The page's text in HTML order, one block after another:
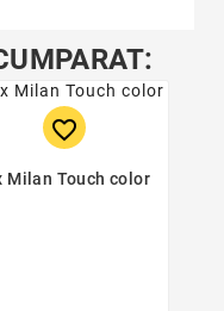
favorite_border
Milan Touch color